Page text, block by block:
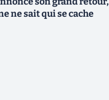
ne sait qui se cache